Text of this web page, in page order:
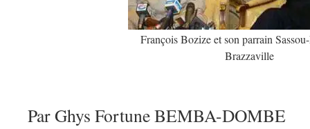
François Bozize et son parrain
Brazzaville
Par Ghys Fortune BEMBA-DOMBE